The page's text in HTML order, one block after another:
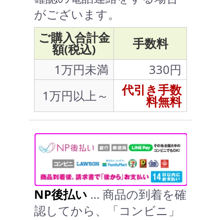
がございます。
ご購入合計金
額(税込)
手数料
1万円未満
330円
1万円以上～
代引き手数
料無料
NP後払い … 商品の到着を確
認してから、「コンビニ」